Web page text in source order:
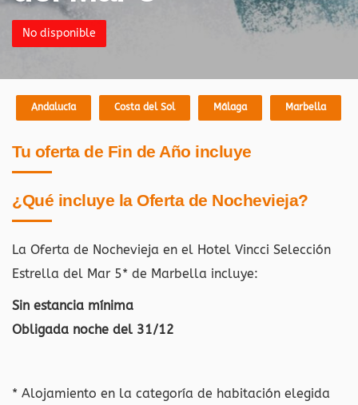
No disponible
Andalucía Costa del Sol Málaga Marbella
Tu oferta de Fin de Año incluye
¿Qué incluye la Oferta de Nochevieja?
La Oferta de Nochevieja en el Hotel Vincci Selección
Estrella del Mar 5* de Marbella incluye:
Sin estancia mínima
Obligada noche del 31/12
* Alojamiento en la categoría de habitación elegida